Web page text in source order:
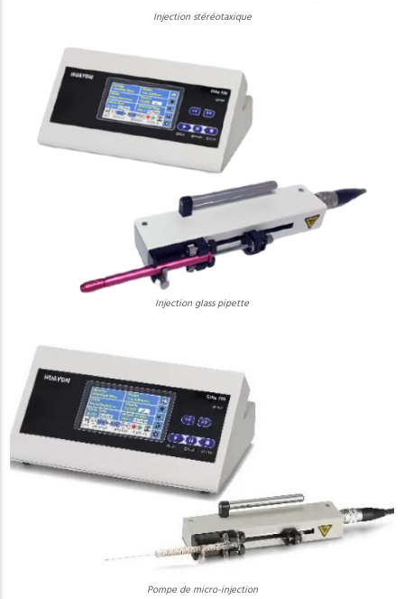
Injection stéréotaxique
Injection glass pipette
Pompe de micro-injection